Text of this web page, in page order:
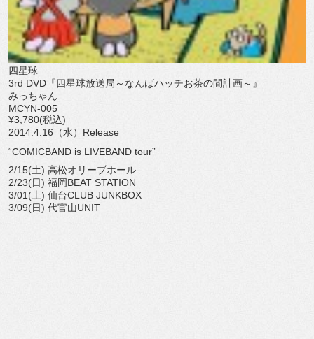
四星球
3rd DVD『四星球放送局～なんばハッチお茶の間計画～』
みっちゃん
MCYN-005
¥3,780(税込)
2014.4.16（水）Release
“COMICBAND is LIVEBAND tour”
2/15(土) 高松オリーブホール
2/23(日) 福岡BEAT STATION
3/01(土) 仙台CLUB JUNKBOX
3/09(日) 代官山UNIT